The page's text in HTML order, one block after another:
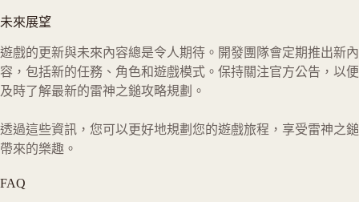
未來展望
遊戲的更新與未來內容總是令人期待。開發團隊會定期推出新內
容，包括新的任務、角色和遊戲模式。保持關注官方公告，以便
及時了解最新的雷神之鎚攻略規劃。
透過這些資訊，您可以更好地規劃您的遊戲旅程，享受雷神之鎚
帶來的樂趣。
FAQ